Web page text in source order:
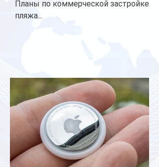
Планы по коммерческой застройке
пляжа...